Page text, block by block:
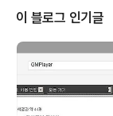
지나갔던 책 안의 중요한
!!! 6주 코스, 열심히 완
경하고 애정하는 "박해
티도 너무나 훌륭하고
도 너무나 훌륭하다. 저
이 블로그 인기글